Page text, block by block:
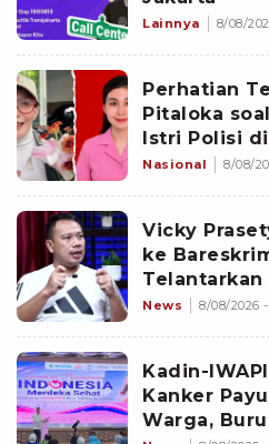
Lainnya 8/08/
Perhatian
Pitaloka
Istri Polisi
Ada
Nasional 8/08/
Vicky
ke
Telantarkan
News 8/08/2026 -
Kadin-
Kanker
Warga,